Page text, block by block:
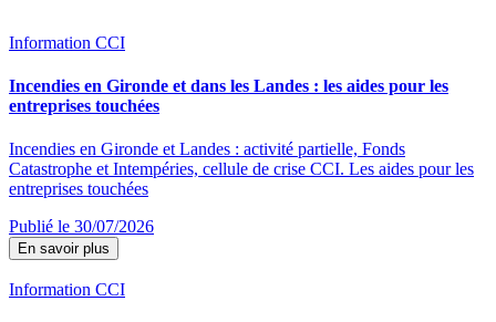
Information CCI
Incendies en Gironde et dans les Landes : les aides pour les
entreprises touchées
Incendies en Gironde et Landes : activité partielle, Fonds
Catastrophe et Intempéries, cellule de crise CCI. Les aides pour les
entreprises touchées
Publié le 30/07/2026
En savoir plus
Information CCI